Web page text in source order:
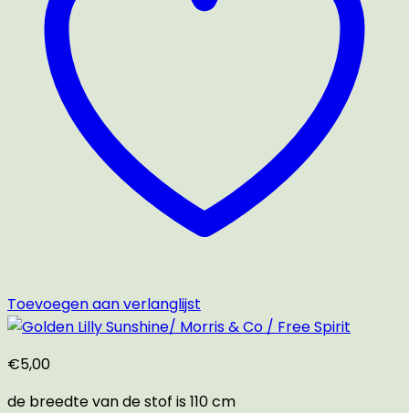
Toevoegen aan verlanglijst
€5,00
de breedte van de stof is 110 cm